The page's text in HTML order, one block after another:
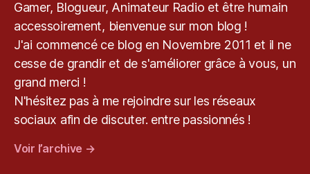
,
h
e
W
al
ki
g
D
e
Gamer, Blogueur, Animateur Radio et être humain
accessoirement, bienvenue sur mon blog !
J'ai commencé ce blog en Novembre 2011 et il ne
cesse de grandir et de s'améliorer grâce à vous, un
grand merci !
N'hésitez pas à me rejoindre sur les réseaux
sociaux afin de discuter. entre passionnés !
Voir l’archive →